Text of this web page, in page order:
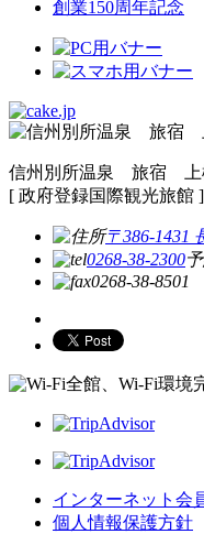
創業150周年記念
信州別所温泉 旅宿 上
[ 政府登録国際観光旅館 ]
〒386-1431
0268-38-2300
0268-38-8501
全館、Wi-Fi環境
インターネット会
個人情報保護方針